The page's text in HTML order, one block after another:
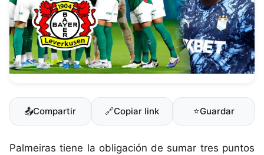
📤Compartir 🔗Copiar link ⭐Guardar
Palmeiras tiene la obligación de sumar tres puntos